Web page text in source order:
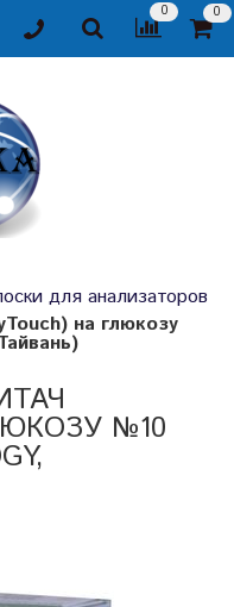
0 0
для анализаторов
на глюкозу
№10